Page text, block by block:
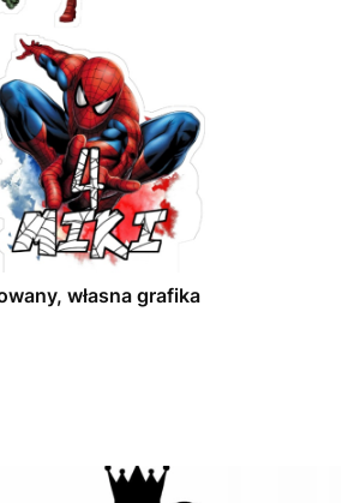
własna grafika